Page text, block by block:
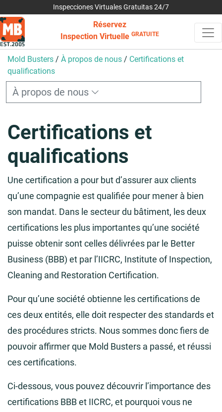
Inspecciones Virtuales Gratuitas 24/7
Réservez
Inspection Virtuelle GRATUITE
Mold Busters / À propos de nous / Certifications et
qualifications
À propos de nous
Certifications et
qualifications
Une certification a pour but d’assurer aux clients
qu’une compagnie est qualifiée pour mener à bien
son mandat. Dans le secteur du bâtiment, les deux
certifications les plus importantes qu’une société
puisse obtenir sont celles délivrées par le Better
Business (BBB) et par l’IICRC, Institute of Inspection,
Cleaning and Restoration Certification.
Pour qu’une société obtienne les certifications de
ces deux entités, elle doit respecter des standards et
des procédures stricts. Nous sommes donc fiers de
pouvoir affirmer que Mold Busters a passé, et réussi
ces certifications.
Ci-dessous, vous pouvez découvrir l’importance des
certifications BBB et IICRC, et pourquoi vous ne